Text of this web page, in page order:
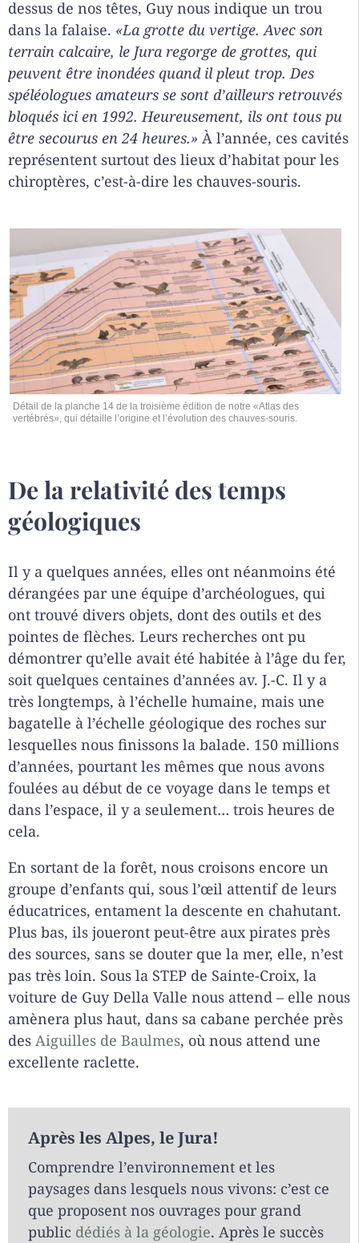
dessus de nos têtes, Guy nous indique un trou
dans la falaise. «La grotte du vertige. Avec son
terrain calcaire, le Jura regorge de grottes, qui
peuvent être inondées quand il pleut trop. Des
spéléologues amateurs se sont d’ailleurs retrouvés
bloqués ici en 1992. Heureusement, ils ont tous pu
être secourus en 24 heures.» À l’année, ces cavités
représentent surtout des lieux d’habitat pour les
chiroptères, c’est-à-dire les chauves-souris.
Détail de la planche 14 de la troisième édition de notre «Atlas des
vertébrés», qui détaille l’origine et l’évolution des chauves-souris.
De la relativité des temps
géologiques
Il y a quelques années, elles ont néanmoins été
dérangées par une équipe d’archéologues, qui
ont trouvé divers objets, dont des outils et des
pointes de flèches. Leurs recherches ont pu
démontrer qu’elle avait été habitée à l’âge du fer,
soit quelques centaines d’années av. J.-C. Il y a
très longtemps, à l’échelle humaine, mais une
bagatelle à l’échelle géologique des roches sur
lesquelles nous finissons la balade. 150 millions
d’années, pourtant les mêmes que nous avons
foulées au début de ce voyage dans le temps et
dans l’espace, il y a seulement… trois heures de
cela.
En sortant de la forêt, nous croisons encore un
groupe d’enfants qui, sous l’œil attentif de leurs
éducatrices, entament la descente en chahutant.
Plus bas, ils joueront peut-être aux pirates près
des sources, sans se douter que la mer, elle, n’est
pas très loin. Sous la STEP de Sainte-Croix, la
voiture de Guy Della Valle nous attend – elle nous
amènera plus haut, dans sa cabane perchée près
des Aiguilles de Baulmes, où nous attend une
excellente raclette.
Après les Alpes, le Jura!
Comprendre l’environnement et les
paysages dans lesquels nous vivons: c’est ce
que proposent nos ouvrages pour grand
public dédiés à la géologie. Après le succès